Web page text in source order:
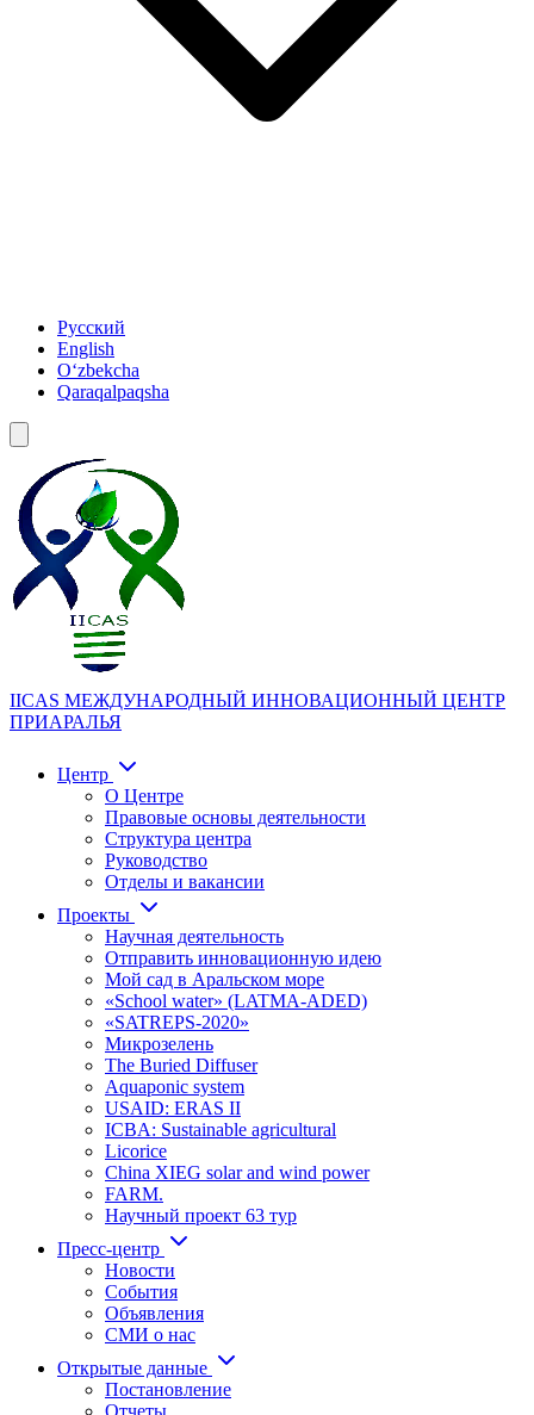
Русский
English
Oʻzbekcha
Qaraqalpaqsha
IICAS МЕЖДУНАРОДНЫЙ ИННОВАЦИОННЫЙ ЦЕНТР
ПРИАРАЛЬЯ
Центр
О Центре
Правовые основы деятельности
Структура центра
Руководство
Отделы и вакансии
Проекты
Научная деятельность
Отправить инновационную идею
Мой сад в Аральском море
«School water» (LATMA-ADED)
«SATREPS-2020»
Микрозелень
The Buried Diffuser
Aquaponic system
USAID: ERAS II
ICBA: Sustainable agricultural
Licorice
China XIEG solar and wind power
FARM.
Научный проект 63 тур
Пресс-центр
Новости
События
Объявления
СМИ о нас
Открытые данные
Постановление
Отчеты